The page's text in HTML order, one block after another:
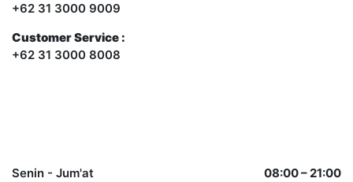
+62 31 3000 9009
Customer Service :
+62 31 3000 8008
Senin - Jum'at 08:00 – 21:00